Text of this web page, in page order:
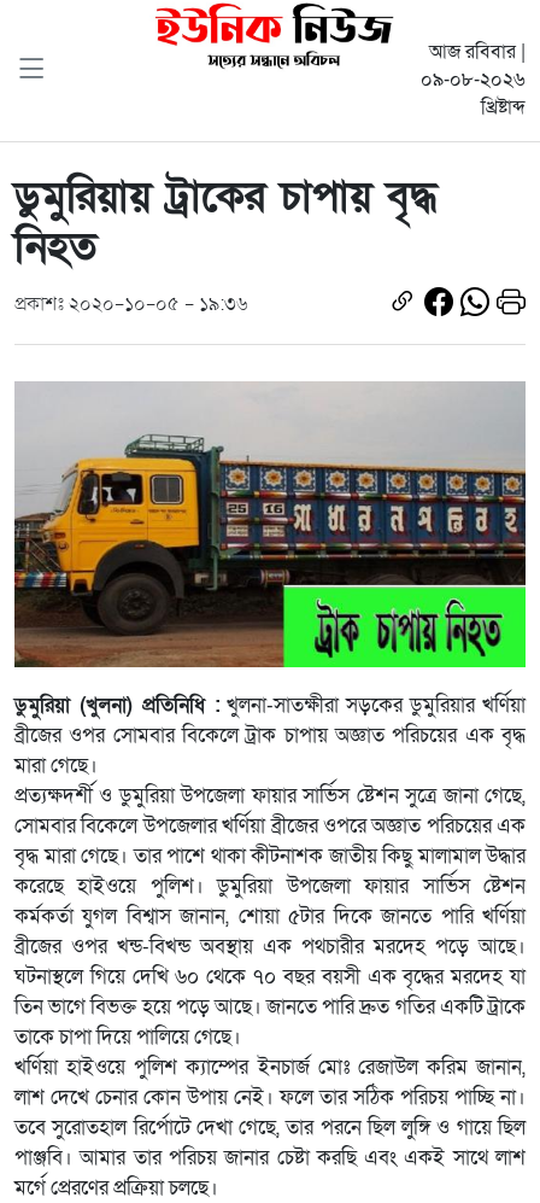
আজ রবিবার |
০৯-০৮-২০২৬
খ্রিষ্টাব্দ
ডুমুরিয়ায় ট্রাকের চাপায় বৃদ্ধ
নিহত
প্রকাশঃ ২০২০-১০-০৫ - ১৯:৩৬
ডুমুরিয়া (খুলনা) প্রতিনিধি : খুলনা-সাতক্ষীরা সড়কের ডুমুরিয়ার খর্ণিয়া
ব্রীজের ওপর সোমবার বিকেলে ট্রাক চাপায় অজ্ঞাত পরিচয়ের এক বৃদ্ধ
মারা গেছে।
প্রত্যক্ষদর্শী ও ডুমুরিয়া উপজেলা ফায়ার সার্ভিস ষ্টেশন সুত্রে জানা গেছে,
সোমবার বিকেলে উপজেলার খর্ণিয়া ব্রীজের ওপরে অজ্ঞাত পরিচয়ের এক
বৃদ্ধ মারা গেছে। তার পাশে থাকা কীটনাশক জাতীয় কিছু মালামাল উদ্ধার
করেছে হাইওয়ে পুলিশ। ডুমুরিয়া উপজেলা ফায়ার সার্ভিস ষ্টেশন
কর্মকর্তা যুগল বিশ্বাস জানান, শোয়া ৫টার দিকে জানতে পারি খর্ণিয়া
ব্রীজের ওপর খন্ড-বিখন্ড অবস্থায় এক পথচারীর মরদেহ পড়ে আছে।
ঘটনাস্থলে গিয়ে দেখি ৬০ থেকে ৭০ বছর বয়সী এক বৃদ্ধের মরদেহ যা
তিন ভাগে বিভক্ত হয়ে পড়ে আছে। জানতে পারি দ্রুত গতির একটি ট্রাকে
তাকে চাপা দিয়ে পালিয়ে গেছে।
খর্ণিয়া হাইওয়ে পুলিশ ক্যাম্পের ইনচার্জ মোঃ রেজাউল করিম জানান,
লাশ দেখে চেনার কোন উপায় নেই। ফলে তার সঠিক পরিচয় পাচ্ছি না।
তবে সুরোতহাল রির্পোটে দেখা গেছে, তার পরনে ছিল লুঙ্গি ও গায়ে ছিল
পাঞ্জবি। আমার তার পরিচয় জানার চেষ্টা করছি এবং একই সাথে লাশ
মর্গে প্রেরণের প্রক্রিয়া চলছে।